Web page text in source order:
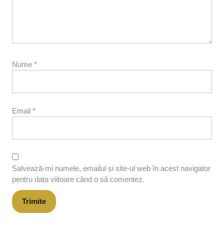
Nume *
Email *
Salvează-mi numele, emailul și site-ul web în acest navigator
pentru data viitoare când o să comentez.